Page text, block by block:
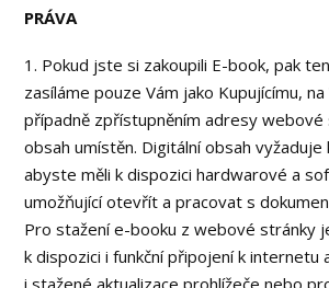
PRÁVA
1. Pokud jste si zakoupili E-book, pak
zasíláme pouze Vám jako Kupujícímu, na
případně zpřístupněním adresy webové
obsah umístěn. Digitální obsah vyžaduje
abyste měli k dispozici hardwarové a
umožňující otevřít a pracovat s
Pro stažení e-booku z webové stránky
k dispozici i funkční připojení k internetu
i stažené aktualizace prohlížeče nebo